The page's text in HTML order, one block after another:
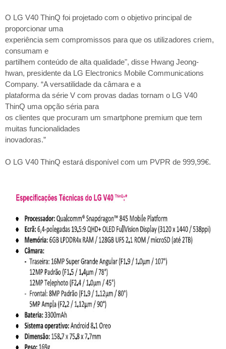
O LG V40 ThinQ foi projetado com o objetivo principal de
proporcionar uma
experiência sem compromissos para que os utilizadores criem,
consumam e
partilhem conteúdo de alta qualidade", disse Hwang Jeong-
hwan, presidente da LG Electronics Mobile Communications
Company. “A versatilidade da câmara e a
plataforma da série V com provas dadas tornam o LG V40
ThinQ uma opção séria para
os clientes que procuram um smartphone premium que tem
muitas funcionalidades
inovadoras.”
O LG V40 ThinQ estará disponível com um PVPR de 999,99€.